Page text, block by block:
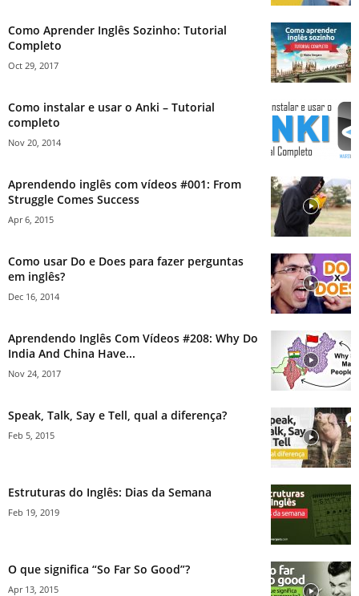
Como Aprender Inglês Sozinho: Tutorial
Completo
Oct 29, 2017
Como instalar e usar o Anki – Tutorial
completo
Nov 20, 2014
Aprendendo inglês com vídeos #001: From
Struggle Comes Success
Apr 6, 2015
Como usar Do e Does para fazer perguntas
em inglês?
Dec 16, 2014
Aprendendo Inglês Com Vídeos #208: Why Do
India And China Have...
Nov 24, 2017
Speak, Talk, Say e Tell, qual a diferença?
Feb 5, 2015
Estruturas do Inglês: Dias da Semana
Feb 19, 2019
O que significa “So Far So Good”?
Apr 13, 2015